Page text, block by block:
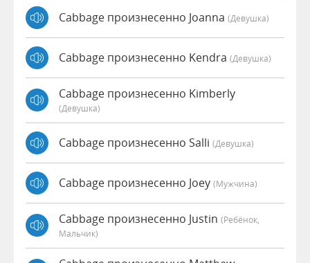
Cabbage произнесенно Joanna (девушка)
Cabbage произнесенно Kendra (девушка)
Cabbage произнесенно Kimberly
(девушка)
Cabbage произнесенно Salli (девушка)
Cabbage произнесенно Joey (мужчина)
Cabbage произнесенно Justin (Ребёнок,
Мальчик)